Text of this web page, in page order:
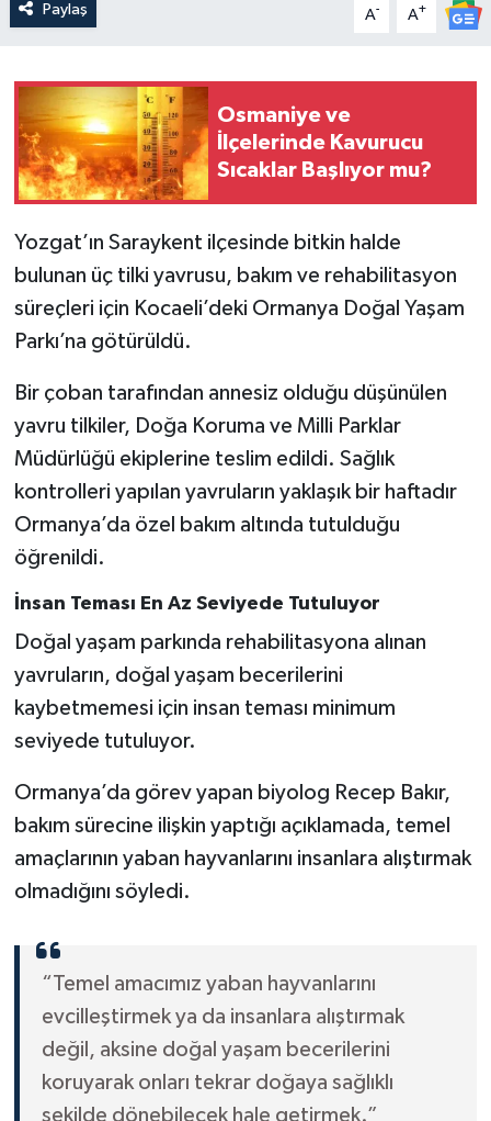
Paylaş A- A+
Osmaniye ve
İlçelerinde Kavurucu
Sıcaklar Başlıyor mu?
Yozgat’ın Saraykent ilçesinde bitkin halde
bulunan üç tilki yavrusu, bakım ve rehabilitasyon
süreçleri için Kocaeli’deki Ormanya Doğal Yaşam
Parkı’na götürüldü.
Bir çoban tarafından annesiz olduğu düşünülen
yavru tilkiler, Doğa Koruma ve Milli Parklar
Müdürlüğü ekiplerine teslim edildi. Sağlık
kontrolleri yapılan yavruların yaklaşık bir haftadır
Ormanya’da özel bakım altında tutulduğu
öğrenildi.
İnsan Teması En Az Seviyede Tutuluyor
Doğal yaşam parkında rehabilitasyona alınan
yavruların, doğal yaşam becerilerini
kaybetmemesi için insan teması minimum
seviyede tutuluyor.
Ormanya’da görev yapan biyolog Recep Bakır,
bakım sürecine ilişkin yaptığı açıklamada, temel
amaçlarının yaban hayvanlarını insanlara alıştırmak
olmadığını söyledi.
“Temel amacımız yaban hayvanlarını
evcilleştirmek ya da insanlara alıştırmak
değil, aksine doğal yaşam becerilerini
koruyarak onları tekrar doğaya sağlıklı
şekilde dönebilecek hale getirmek.”